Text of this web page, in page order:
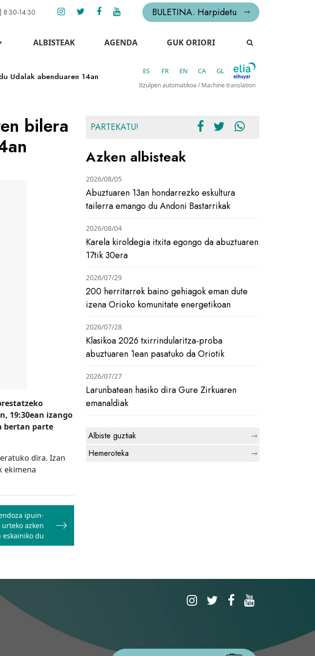
| 8:30-14:30 BULETINA. Harpidetu
ALBISTEAK AGENDA GUK ORIORI
Udalak abenduaren 14an
ES FR EN CA GL
Itzulpen automatikoa / Machine translation
bilera
19:30ean izango
bertan parte
dira. Izan
ekimena
ipuin-
azken
eskainiko du
PARTEKATU!
Azken albisteak
Abuztuaren 13an hondarrezko eskultura
tailerra emango du Andoni Bastarrikak
2026/08/05
Karela kiroldegia itxita egongo da abuztuaren
17tik 30era
2026/08/04
200 herritarrek baino gehiagok eman dute
izena Orioko komunitate energetikoan
2026/07/29
Klasikoa 2026 txirrindularitza-proba
abuztuaren 1ean pasatuko da Oriotik
2026/07/28
Larunbatean hasiko dira Gure Zirkuaren
emanaldiak
2026/07/27
Albiste guztiak
Hemeroteka